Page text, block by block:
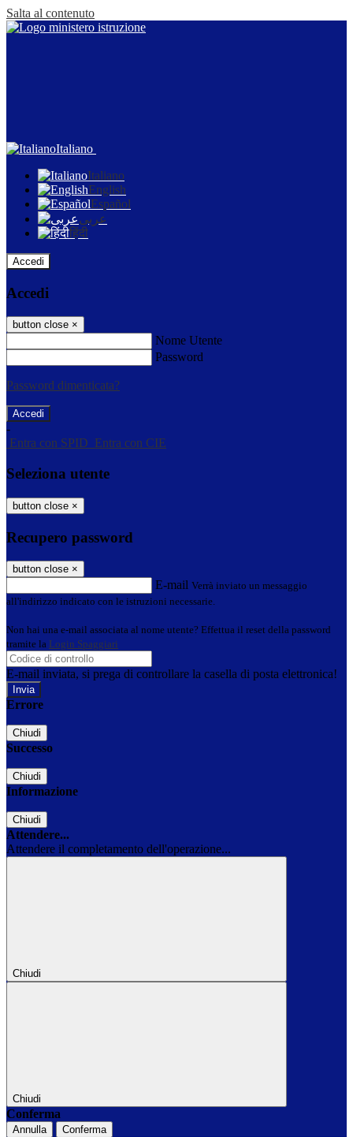
Salta al contenuto
Italiano
Italiano
English
Español
عربى
हिंदी
Accedi
Accedi
button close ×
Nome Utente
Password
Password dimenticata?
-
Entra con SPID Entra con CIE
Seleziona utente
button close ×
Recupero password
button close ×
E-mail Verrà inviato un messaggio
all'indirizzo indicato con le istruzioni necessarie.
Non hai una e-mail associata al nome utente? Effettua il reset della password
tramite la Login Spaggiari
E-mail inviata, si prega di controllare la casella di posta elettronica!
Errore
Chiudi
Successo
Chiudi
Informazione
Chiudi
Attendere...
Attendere il completamento dell'operazione...
Chiudi
Chiudi
Conferma
Annulla Conferma